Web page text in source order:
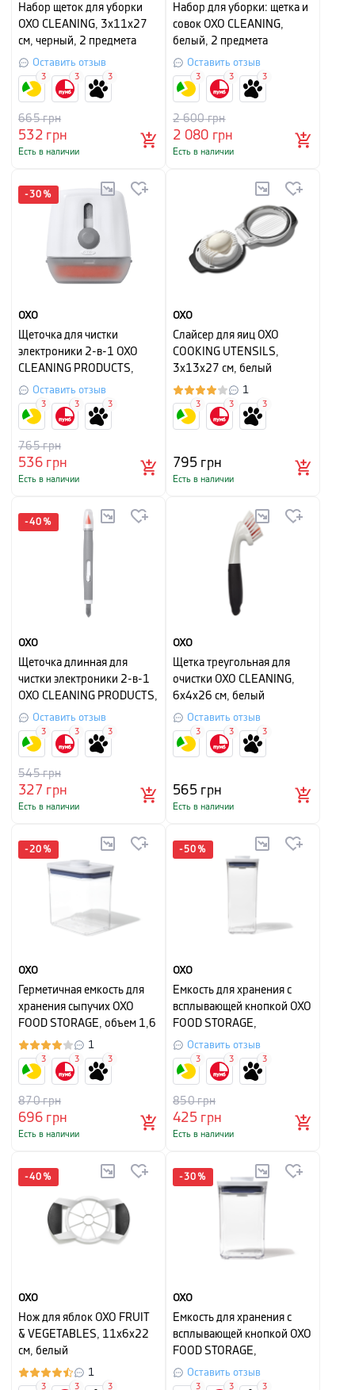
Набор щеток для уборки
OXO CLEANING, 3х11х27
см, черный, 2 предмета
Оставить отзыв
532 грн
665грн
Есть в наличии
3 3 3
Набор для уборки: щетка и
совок OXO CLEANING,
белый, 2 предмета
Оставить отзыв
2 080 грн
2 600грн
Есть в наличии
3 3 3
-30 %
OXO
Щеточка для чистки
электроники 2-в-1 OXO
CLEANING PRODUCTS,
серый с красным
Оставить отзыв
536грн
765грн
Есть в наличии
3 3 3
OXO
Слайсер для яиц OXO
COOKING UTENSILS,
3х13х27 см, белый
1
795грн
Есть в наличии
3 3 3
-40 %
OXO
Щеточка длинная для
чистки электроники 2-в-1
OXO CLEANING PRODUCTS,
серый с красным
Оставить отзыв
327 грн
545грн
Есть в наличии
3 3 3
OXO
Щетка треугольная для
очистки OXO CLEANING,
6х4х26 см, белый
Оставить отзыв
565грн
Есть в наличии
3 3 3
-20 %
OXO
Герметичная емкость для
хранения сыпучих OXO
FOOD STORAGE, объем 1,6
л, прозрачный с белым
1
696грн
870грн
Есть в наличии
3 3 3
-50 %
OXO
Емкость для хранения с
всплывающей кнопкой OXO
FOOD STORAGE,
10,5х10,5х24 см, объем
1,6 л, прозрачный с белым
Оставить отзыв
425грн
850грн
Есть в наличии
3 3 3
-40 %
OXO
Нож для яблок OXO FRUIT
& VEGETABLES, 11х6х22
см, белый
1
3 3 3
-30 %
OXO
Емкость для хранения с
всплывающей кнопкой OXO
FOOD STORAGE,
10,5х10,5х16 см, объем 1
л, прозрачный с белым
Оставить отзыв
3 3 3